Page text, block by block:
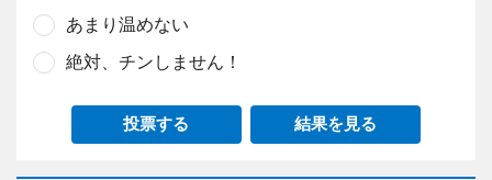
あまり温めない
絶対、チンしません！
投票する 結果を見る